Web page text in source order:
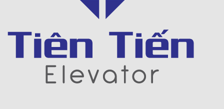
Honda Chí Quyên - Điện Biên